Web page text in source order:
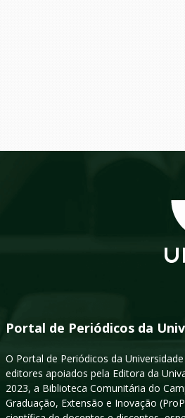
Portal de Periódicos da
O Portal de Periódicos da
editores apoiados pela Editora da
2023, a Biblioteca Comunitária do
Graduação, Extensão e Inovação